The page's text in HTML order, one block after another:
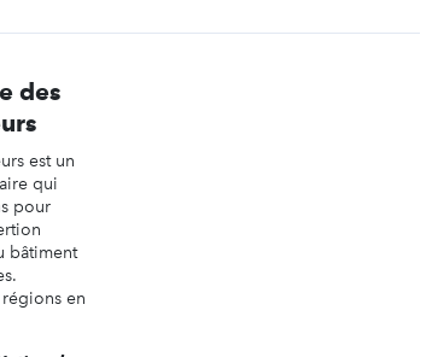
des
est un
qui
pour
bâtiment
en